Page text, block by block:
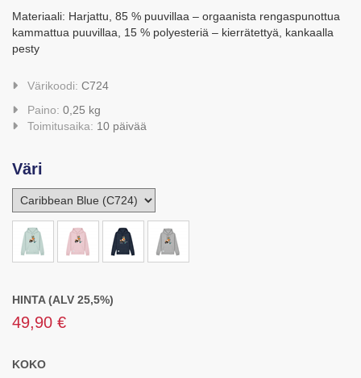
Materiaali: Harjattu, 85 % puuvillaa – orgaanista rengaspunottua
kammattua puuvillaa, 15 % polyesteriä – kierrätettyä, kankaalla
pesty
Värikoodi: C724
Paino: 0,25 kg
Toimitusaika: 10 päivää
Väri
HINTA (ALV 25,5%)
49,90 €
KOKO